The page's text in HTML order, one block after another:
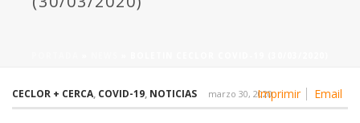
Imprimir Email
CECLOR + CERCA, COVID-19, NOTICIAS marzo 30, 2020